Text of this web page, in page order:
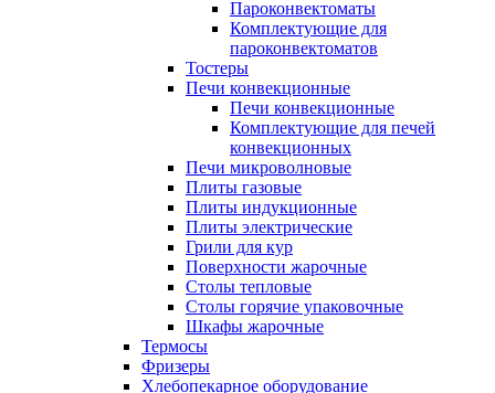
Пароконвектоматы
Комплектующие для
пароконвектоматов
Тостеры
Печи конвекционные
Печи конвекционные
Комплектующие для печей
конвекционных
Печи микроволновые
Плиты газовые
Плиты индукционные
Плиты электрические
Грили для кур
Поверхности жарочные
Столы тепловые
Столы горячие упаковочные
Шкафы жарочные
Термосы
Фризеры
Хлебопекарное оборудование